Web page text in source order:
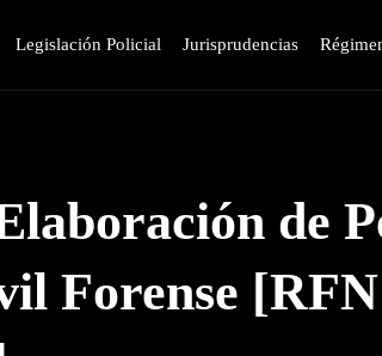
Legislación Policial Jurisprudencias
de
Forense [RFN